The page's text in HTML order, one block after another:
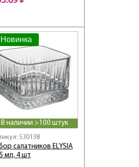
Новинка
В наличии >100 штук
530138
салатников ELYSIA
мл, 4 шт